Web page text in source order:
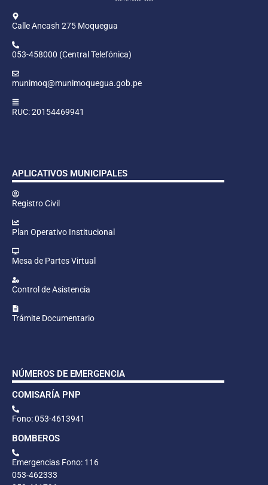
Calle Ancash 275 Moquegua
053-458000 (Central Telefónica)
munimoq@munimoquegua.gob.pe
RUC: 20154469941
APLICATIVOS MUNICIPALES
Registro Civil
Plan Operativo Institucional
Mesa de Partes Virtual
Control de Asistencia
Trámite Documentario
NÚMEROS DE EMERGENCIA
COMISARÍA PNP
Fono: 053-4613941
BOMBEROS
Emergencias Fono: 116
053-462333